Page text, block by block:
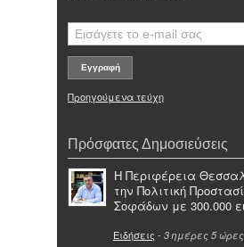
Προηγούμενα τεύχη
Πρόσφατες Δημοσιεύσεις
Η Περιφέρεια
την Πολιτική
Σοφάδων με 300.000
Ειδήσεις - 3 ημέρες 5 ώρες